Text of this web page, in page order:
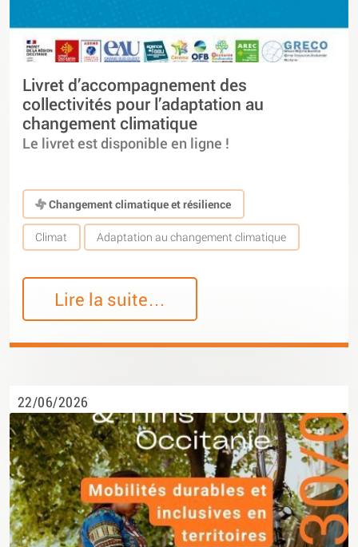
Livret d’accompagnement des
collectivités pour l’adaptation au
changement climatique
Le livret est disponible en ligne !
Changement climatique et résilience
Climat Adaptation au changement climatique
Lire la suite…
22/06/2026